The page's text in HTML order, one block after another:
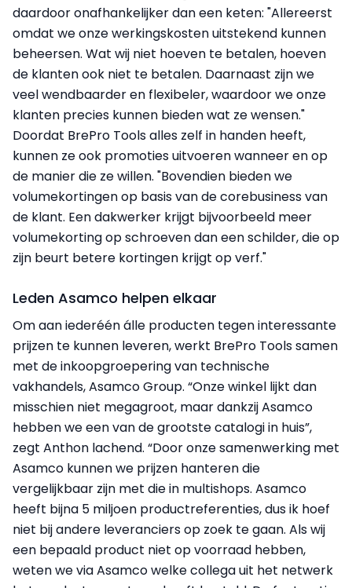
daardoor onafhankelijker dan een keten: "Allereerst
omdat we onze werkingskosten uitstekend kunnen
beheersen. Wat wij niet hoeven te betalen, hoeven
de klanten ook niet te betalen. Daarnaast zijn we
veel wendbaarder en flexibeler, waardoor we onze
klanten precies kunnen bieden wat ze wensen."
Doordat BrePro Tools alles zelf in handen heeft,
kunnen ze ook promoties uitvoeren wanneer en op
de manier die ze willen. "Bovendien bieden we
volumekortingen op basis van de corebusiness van
de klant. Een dakwerker krijgt bijvoorbeeld meer
volumekorting op schroeven dan een schilder, die op
zijn beurt betere kortingen krijgt op verf."
Leden Asamco helpen elkaar
Om aan iederéén álle producten tegen interessante
prijzen te kunnen leveren, werkt BrePro Tools samen
met de inkoopgroepering van technische
vakhandels, Asamco Group. “Onze winkel lijkt dan
misschien niet megagroot, maar dankzij Asamco
hebben we een van de grootste catalogi in huis”,
zegt Anthon lachend. “Door onze samenwerking met
Asamco kunnen we prijzen hanteren die
vergelijkbaar zijn met die in multishops. Asamco
heeft bijna 5 miljoen productreferenties, dus ik hoef
niet bij andere leveranciers op zoek te gaan. Als wij
een bepaald product niet op voorraad hebben,
weten we via Asamco welke collega uit het netwerk